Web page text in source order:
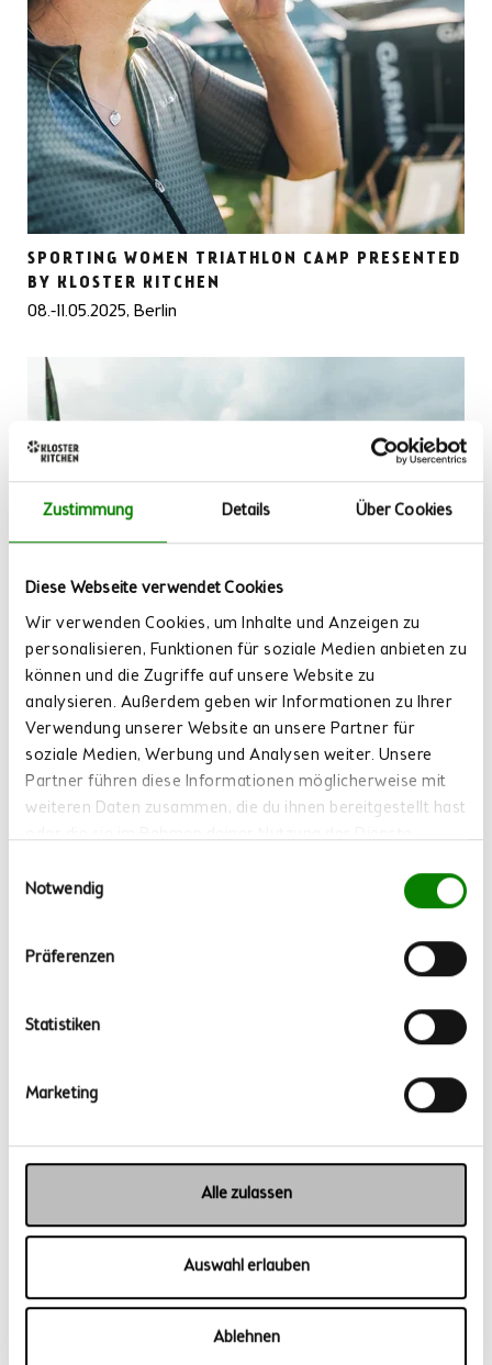
Zustimmung Details Über Cookies
Diese Webseite verwendet Cookies
Wir verwenden Cookies, um Inhalte und Anzeigen zu
personalisieren, Funktionen für soziale Medien anbieten zu
können und die Zugriffe auf unsere Website zu
analysieren. Außerdem geben wir Informationen zu Ihrer
Verwendung unserer Website an unsere Partner für
soziale Medien, Werbung und Analysen weiter. Unsere
Partner führen diese Informationen möglicherweise mit
weiteren Daten zusammen, die du ihnen bereitgestellt hast
Notwendig
Präferenzen
Statistiken
Marketing
Alle zulassen
Auswahl erlauben
Ablehnen
SPORTING WOMEN TRIATHLON CAMP PRESENTED
BY KLOSTER KITCHEN
08.-11.05.2025, Berlin